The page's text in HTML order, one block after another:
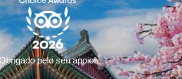
pelo seu apoio!